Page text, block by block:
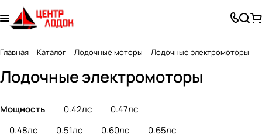
Главная Каталог Лодочные моторы Лодочные электромоторы
Лодочные электромоторы
Мощность 0.42лс
0.47лс
0.48лс
0.51лс 0.60лс
0.65лс